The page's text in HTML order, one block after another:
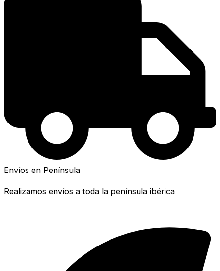
Envíos en Península
Realizamos envíos a toda la península ibérica